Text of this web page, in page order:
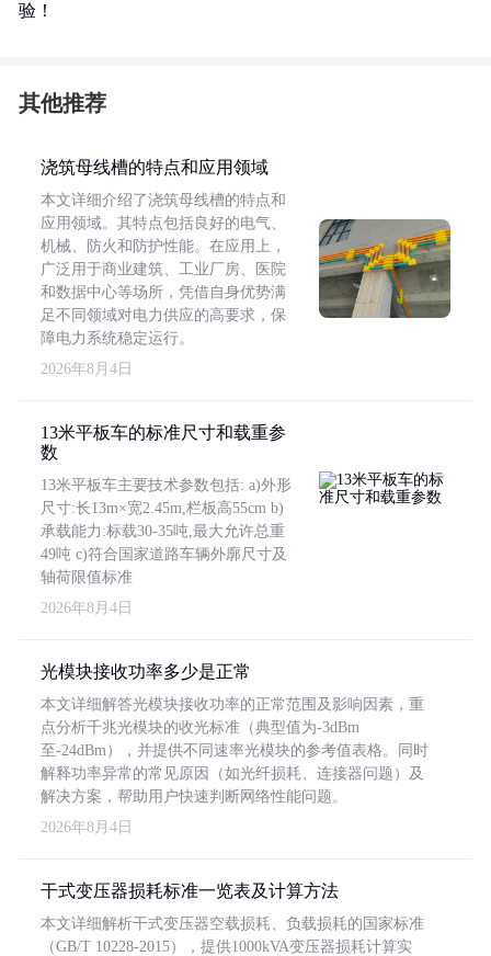
验！
其他推荐
浇筑母线槽的特点和应用领域
本文详细介绍了浇筑母线槽的特点和
应用领域。其特点包括良好的电气、
机械、防火和防护性能。在应用上，
广泛用于商业建筑、工业厂房、医院
和数据中心等场所，凭借自身优势满
足不同领域对电力供应的高要求，保
障电力系统稳定运行。
2026年8月4日
13米平板车的标准尺寸和载重参
数
13米平板车主要技术参数包括: a)外形
尺寸:长13m×宽2.45m,栏板高55cm b)
承载能力:标载30-35吨,最大允许总重
49吨 c)符合国家道路车辆外廓尺寸及
轴荷限值标准
2026年8月4日
光模块接收功率多少是正常
本文详细解答光模块接收功率的正常范围及影响因素，重
点分析千兆光模块的收光标准（典型值为-3dBm
至-24dBm），并提供不同速率光模块的参考值表格。同时
解释功率异常的常见原因（如光纤损耗、连接器问题）及
解决方案，帮助用户快速判断网络性能问题。
2026年8月4日
干式变压器损耗标准一览表及计算方法
本文详细解析干式变压器空载损耗、负载损耗的国家标准
（GB/T 10228-2015），提供1000kVA变压器损耗计算实